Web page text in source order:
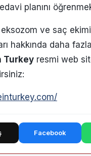
planını
ve saç ekimi
hakkında daha
Turkey resmi web
Facebook